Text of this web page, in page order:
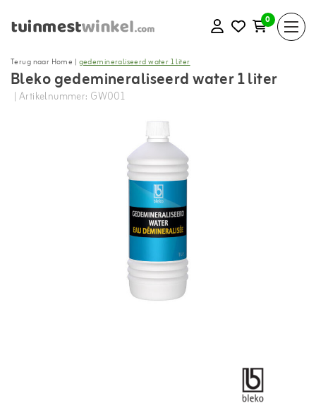
0
Terug naar Home | gedemineraliseerd water 1 liter
Bleko gedemineraliseerd water 1 liter
| Artikelnummer: GW001